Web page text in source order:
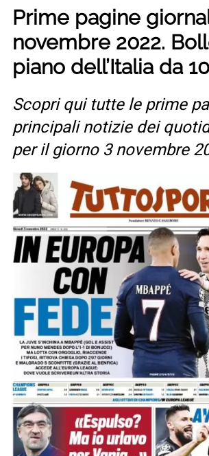
Prime pagine
novembre 2022.
piano dell’Italia da
Scopri qui tutte le prime
principali notizie dei
per il giorno 3 novembre